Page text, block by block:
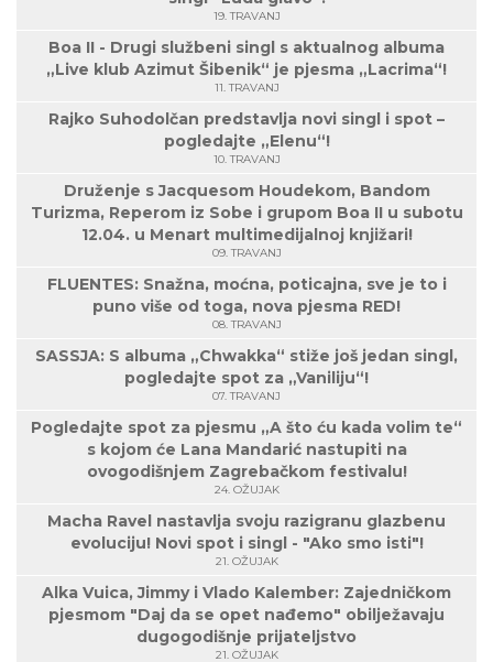
19. TRAVANJ
Boa II - Drugi službeni singl s aktualnog albuma
„Live klub Azimut Šibenik“ je pjesma „Lacrima“!
11. TRAVANJ
Rajko Suhodolčan predstavlja novi singl i spot –
pogledajte „Elenu“!
10. TRAVANJ
Druženje s Jacquesom Houdekom, Bandom
Turizma, Reperom iz Sobe i grupom Boa II u subotu
12.04. u Menart multimedijalnoj knjižari!
09. TRAVANJ
FLUENTES: Snažna, moćna, poticajna, sve je to i
puno više od toga, nova pjesma RED!
08. TRAVANJ
SASSJA: S albuma „Chwakka“ stiže još jedan singl,
pogledajte spot za „Vaniliju“!
07. TRAVANJ
Pogledajte spot za pjesmu „A što ću kada volim te“
s kojom će Lana Mandarić nastupiti na
ovogodišnjem Zagrebačkom festivalu!
24. OŽUJAK
Macha Ravel nastavlja svoju razigranu glazbenu
evoluciju! Novi spot i singl - "Ako smo isti"!
21. OŽUJAK
Alka Vuica, Jimmy i Vlado Kalember: Zajedničkom
pjesmom "Daj da se opet nađemo" obilježavaju
dugogodišnje prijateljstvo
21. OŽUJAK